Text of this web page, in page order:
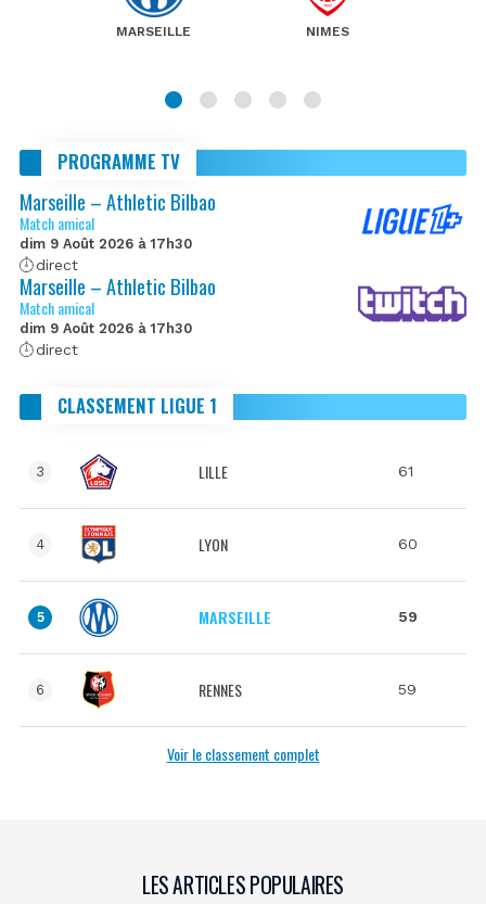
MARSEILLE NIMES
PROGRAMME TV
Marseille – Athletic Bilbao
Match amical
dim 9 Août 2026 à 17h30
direct
Marseille – Athletic Bilbao
Match amical
dim 9 Août 2026 à 17h30
direct
CLASSEMENT LIGUE 1
3 LILLE 61
4 LYON 60
5 MARSEILLE 59
6 RENNES 59
Voir le classement complet
LES ARTICLES POPULAIRES